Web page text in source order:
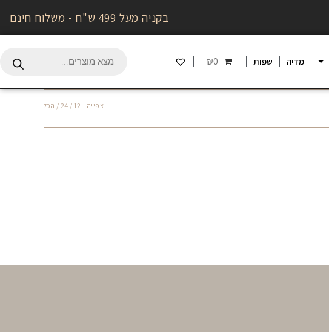
בקניה מעל 499 ש"ח - משלוח חינם
מדיה שפות ₪0
צפייה: 12
24 הכל